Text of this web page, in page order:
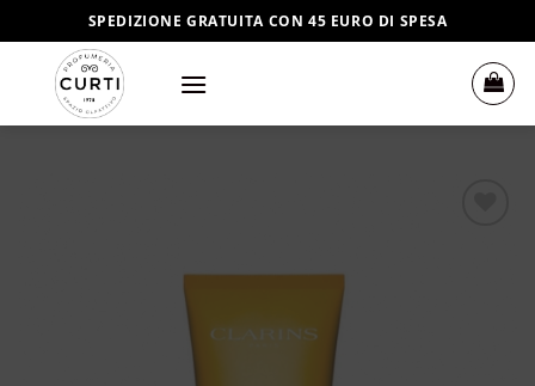
ai
contenuti
SPEDIZIONE GRATUITA CON 45 EURO DI SPESA